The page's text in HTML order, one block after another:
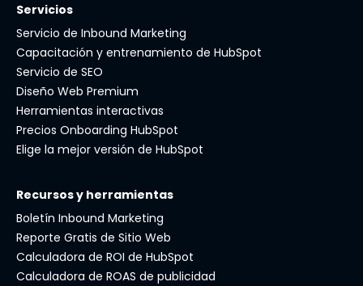
Servicios
Servicio de Inbound Marketing
Capacitación y entrenamiento de HubSpot
Servicio de SEO
Diseño Web Premium
Herramientas interactivas
Precios Onboarding HubSpot
Elige la mejor versión de HubSpot
Recursos y herramientas
Boletín Inbound Marketing
Reporte Gratis de Sitio Web
Calculadora de ROI de HubSpot
Calculadora de ROAS de publicidad